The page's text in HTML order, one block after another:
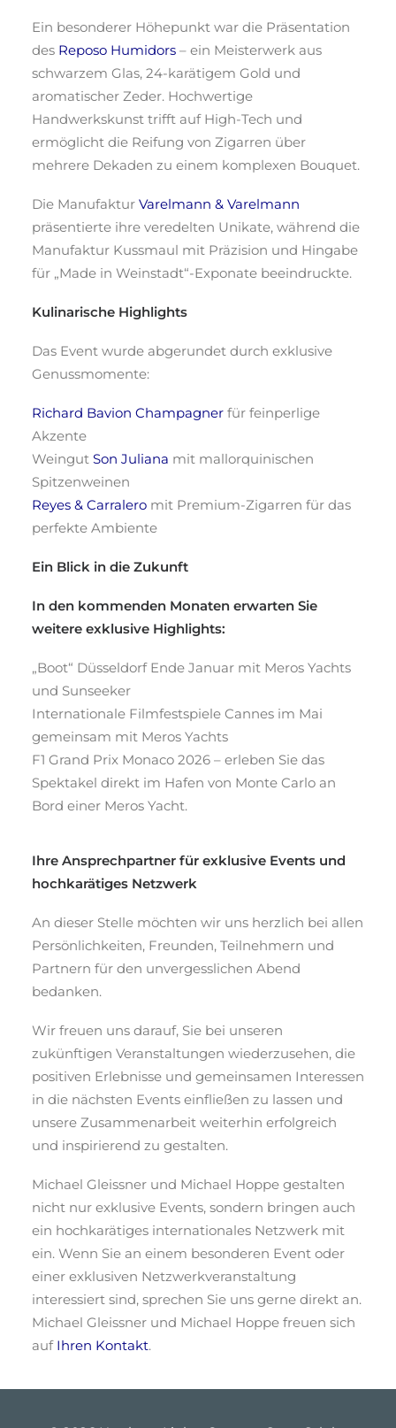
Ein besonderer Höhepunkt war die Präsentation
des Reposo Humidors – ein Meisterwerk aus
schwarzem Glas, 24-karätigem Gold und
aromatischer Zeder. Hochwertige
Handwerkskunst trifft auf High-Tech und
ermöglicht die Reifung von Zigarren über
mehrere Dekaden zu einem komplexen Bouquet.
Die Manufaktur Varelmann & Varelmann
präsentierte ihre veredelten Unikate, während die
Manufaktur Kussmaul mit Präzision und Hingabe
für „Made in Weinstadt“-Exponate beeindruckte.
Kulinarische Highlights
Das Event wurde abgerundet durch exklusive
Genussmomente:
Richard Bavion Champagner für feinperlige
Akzente
Weingut Son Juliana mit mallorquinischen
Spitzenweinen
Reyes & Carralero mit Premium-Zigarren für das
perfekte Ambiente
Ein Blick in die Zukunft
In den kommenden Monaten erwarten Sie
weitere exklusive Highlights:
„Boot“ Düsseldorf Ende Januar mit Meros Yachts
und Sunseeker
Internationale Filmfestspiele Cannes im Mai
gemeinsam mit Meros Yachts
F1 Grand Prix Monaco 2026 – erleben Sie das
Spektakel direkt im Hafen von Monte Carlo an
Bord einer Meros Yacht.
Ihre Ansprechpartner für exklusive Events und
hochkarätiges Netzwerk
An dieser Stelle möchten wir uns herzlich bei allen
Persönlichkeiten, Freunden, Teilnehmern und
Partnern für den unvergesslichen Abend
bedanken.
Wir freuen uns darauf, Sie bei unseren
zukünftigen Veranstaltungen wiederzusehen, die
positiven Erlebnisse und gemeinsamen Interessen
in die nächsten Events einfließen zu lassen und
unsere Zusammenarbeit weiterhin erfolgreich
und inspirierend zu gestalten.
Michael Gleissner und Michael Hoppe gestalten
nicht nur exklusive Events, sondern bringen auch
ein hochkarätiges internationales Netzwerk mit
ein. Wenn Sie an einem besonderen Event oder
einer exklusiven Netzwerkveranstaltung
interessiert sind, sprechen Sie uns gerne direkt an.
Michael Gleissner und Michael Hoppe freuen sich
auf Ihren Kontakt.